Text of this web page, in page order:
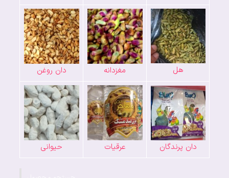
هل مغزدانه دان روغن
دان پرندگان عرقیات حیوانی